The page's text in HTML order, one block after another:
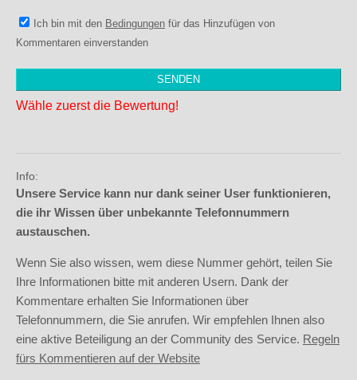
Ich bin mit den Bedingungen für das Hinzufügen von
Kommentaren einverstanden
Wähle zuerst die Bewertung!
Info:
Unsere Service kann nur dank seiner User funktionieren,
die ihr Wissen über unbekannte Telefonnummern
austauschen.
Wenn Sie also wissen, wem diese Nummer gehört, teilen Sie
Ihre Informationen bitte mit anderen Usern. Dank der
Kommentare erhalten Sie Informationen über
Telefonnummern, die Sie anrufen. Wir empfehlen Ihnen also
eine aktive Beteiligung an der Community des Service. Regeln
fürs Kommentieren auf der Website